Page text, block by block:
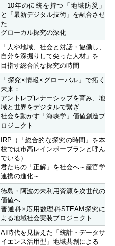
―10年の伝統を持つ「地域防災」
と「最新デジタル技術」を融合させ
た
グローカル探究の深化―
「人や地域、社会と対話・協働し、
自分を深掘りして尖った人材」を
目指す総合的な探究の時間
「探究×情報×グローバル」で拓く
未来：
アントレプレナーシップを育み、地
域と世界をデジタルで繋ぎ
社会を動かす「海峡学」価値創造プ
ロジェクト
IRP（「総合的な探究の時間」を本
校では市高レインボープランと呼ん
でいる）
君たちの「正解」を社会へ～産官学
連携の進化～
徳島・阿波の未利用資源を次世代の
価値へ
普通科×応用数理科STEAM探究に
よる地域社会実装プロジェクト
AI時代を見据えた「統計・データサ
イエンス活用型」地域共創による